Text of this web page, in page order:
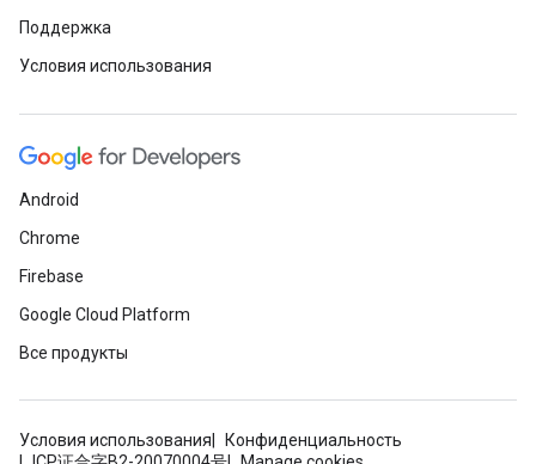
Поддержка
Условия использования
Android
Chrome
Firebase
Google Cloud Platform
Все продукты
Условия использования
Конфиденциальность